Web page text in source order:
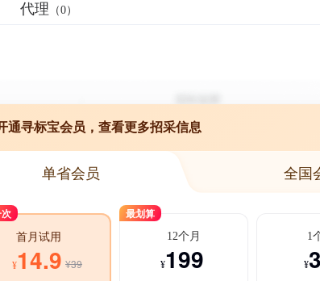
代理 （0）
通寻标宝会员，查看更多招采信息
单省会员 全国
首月试用
¥14.9 ¥39
最划算
12个月
¥199
1
¥